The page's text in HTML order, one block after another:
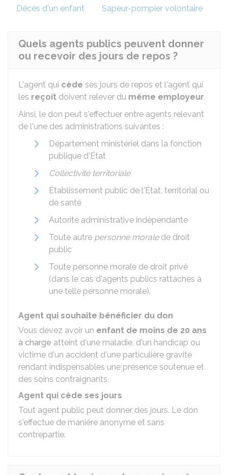
Décès d'un enfant Sapeur-pompier volontaire
Quels agents publics peuvent donner
ou recevoir des jours de repos ?
L'agent qui cède ses jours de repos et l'agent qui
les reçoit doivent relever du même employeur.
Ainsi, le don peut s'effectuer entre agents relevant
de l'une des administrations suivantes :
Département ministériel dans la fonction
publique d'État
Collectivité territoriale
Établissement public de l'État, territorial ou
de santé
Autorité administrative indépendante
Toute autre personne moralede droit
public
Toute personne morale de droit privé
(dans le cas d'agents publics rattachés à
une telle personne morale).
Agent qui souhaite bénéficier du don
Vous devez avoir un enfant de moins de 20 ans
à charge atteint d'une maladie, d'un handicap ou
victime d'un accident d'une particulière gravité
rendant indispensables une présence soutenue et
des soins contraignants.
Agent qui cède ses jours
Tout agent public peut donner des jours. Le don
s'effectue de manière anonyme et sans
contrepartie.